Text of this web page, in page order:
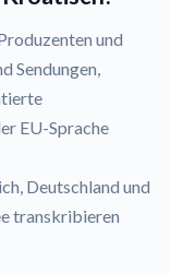
und
Sendungen,
EU-Sprache
Deutschland und
transkribieren